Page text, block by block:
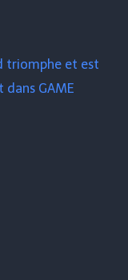
triomphe et est
dans GAME